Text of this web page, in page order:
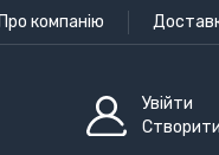
Про компанію
Увійти